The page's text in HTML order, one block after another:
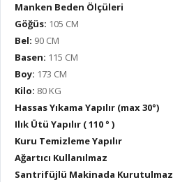
Manken Beden Ölçüleri
Göğüs: 105 CM
Bel: 90 CM
Basen: 115 CM
Boy: 173 CM
Kilo: 80 KG
Hassas Yıkama Yapılır (max 30°)
Ilık Ütü Yapılır ( 110 ° )
Kuru Temizleme Yapılır
Ağartıcı Kullanılmaz
Santrifüjlü Makinada Kurutulmaz